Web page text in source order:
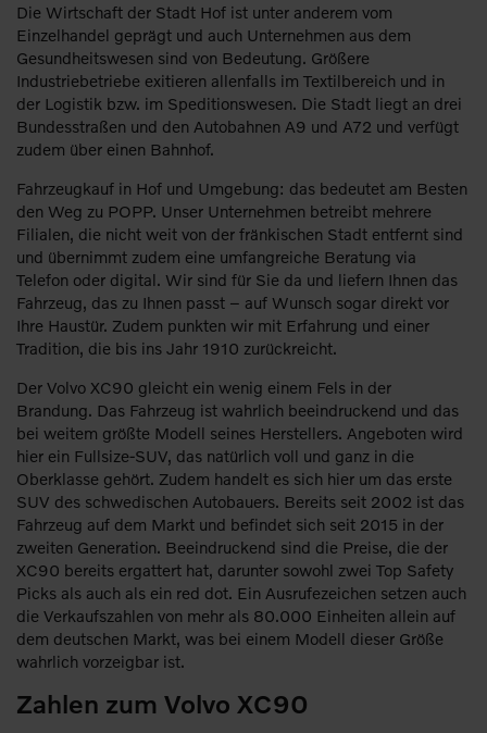
Die Wirtschaft der Stadt Hof ist unter anderem vom
Einzelhandel geprägt und auch Unternehmen aus dem
Gesundheitswesen sind von Bedeutung. Größere
Industriebetriebe exitieren allenfalls im Textilbereich und in
der Logistik bzw. im Speditionswesen. Die Stadt liegt an drei
Bundesstraßen und den Autobahnen A9 und A72 und verfügt
zudem über einen Bahnhof.
Fahrzeugkauf in Hof und Umgebung: das bedeutet am Besten
den Weg zu POPP. Unser Unternehmen betreibt mehrere
Filialen, die nicht weit von der fränkischen Stadt entfernt sind
und übernimmt zudem eine umfangreiche Beratung via
Telefon oder digital. Wir sind für Sie da und liefern Ihnen das
Fahrzeug, das zu Ihnen passt – auf Wunsch sogar direkt vor
Ihre Haustür. Zudem punkten wir mit Erfahrung und einer
Tradition, die bis ins Jahr 1910 zurückreicht.
Der Volvo XC90 gleicht ein wenig einem Fels in der
Brandung. Das Fahrzeug ist wahrlich beeindruckend und das
bei weitem größte Modell seines Herstellers. Angeboten wird
hier ein Fullsize-SUV, das natürlich voll und ganz in die
Oberklasse gehört. Zudem handelt es sich hier um das erste
SUV des schwedischen Autobauers. Bereits seit 2002 ist das
Fahrzeug auf dem Markt und befindet sich seit 2015 in der
zweiten Generation. Beeindruckend sind die Preise, die der
XC90 bereits ergattert hat, darunter sowohl zwei Top Safety
Picks als auch als ein red dot. Ein Ausrufezeichen setzen auch
die Verkaufszahlen von mehr als 80.000 Einheiten allein auf
dem deutschen Markt, was bei einem Modell dieser Größe
wahrlich vorzeigbar ist.
Zahlen zum Volvo XC90